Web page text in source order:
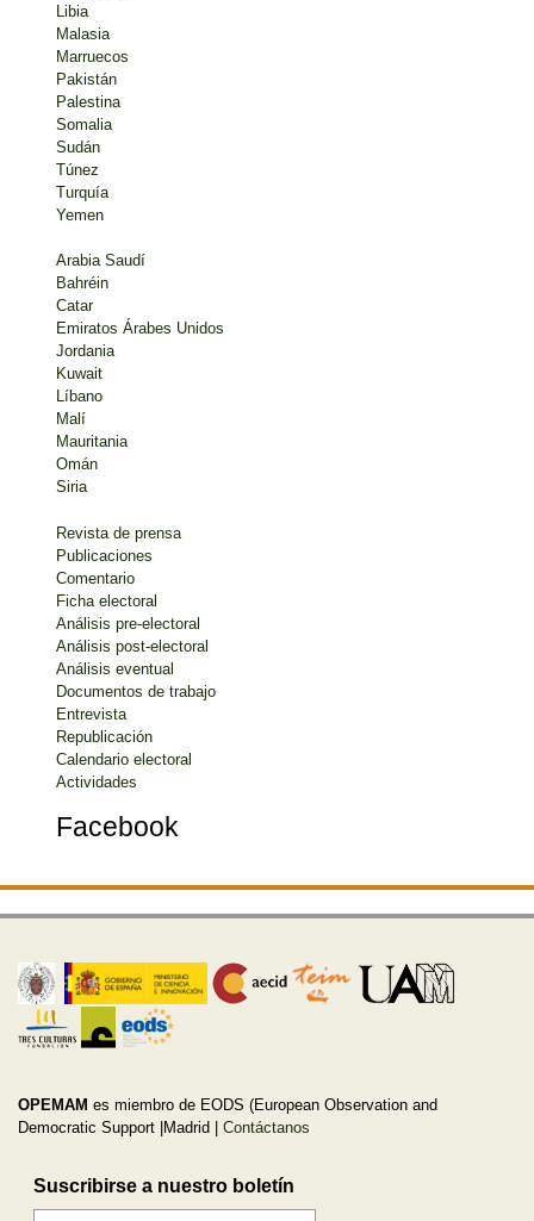
Libia
Malasia
Marruecos
Pakistán
Palestina
Somalia
Sudán
Túnez
Turquía
Yemen
Arabia Saudí
Bahréin
Catar
Emiratos Árabes Unidos
Jordania
Kuwait
Líbano
Malí
Mauritania
Omán
Siria
Revista de prensa
Publicaciones
Comentario
Ficha electoral
Análisis pre-electoral
Análisis post-electoral
Análisis eventual
Documentos de trabajo
Entrevista
Republicación
Calendario electoral
Actividades
Facebook
OPEMAM es miembro de EODS (European Observation and
Democratic Support |Madrid | Contáctanos
Suscribirse a nuestro boletín